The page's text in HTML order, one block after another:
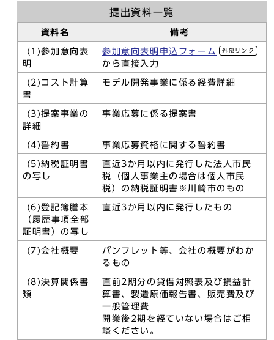
提出資料一覧
資料名 備考
(1)参加意向表
明
参加意向表明申込フォーム 外部リンク
から直接入力
(2)コスト計算
書
モデル開発事業に係る経費詳細
(3)提案事業の
詳細
事業応募に係る提案書
(4)誓約書 事業応募資格に関する誓約書
(5)納税証明書
の写し
直近3か月以内に発行した法人市民
税（個人事業主の場合は個人市民
税）の納税証明書※川崎市のもの
(6)登記簿謄本
（履歴事項全部
証明書）の写し
直近3か月以内に発行したもの
(7)会社概要
パンフレット等、会社の概要がわか
るもの
(8)決算関係書
類
直前2期分の貸借対照表及び損益計
算書、製造原価報告書、販売費及び
一般管理費
開業後2期を経ていない場合はご相
談ください。